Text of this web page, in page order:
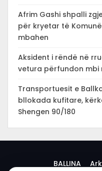
Afrim Gashi shpalli
për kryetar të
mbahen
Aksident i rëndë në
vetura përfundon mbi
Transportuesit e
bllokada kufitare,
Shengen 90/180
BALLINA